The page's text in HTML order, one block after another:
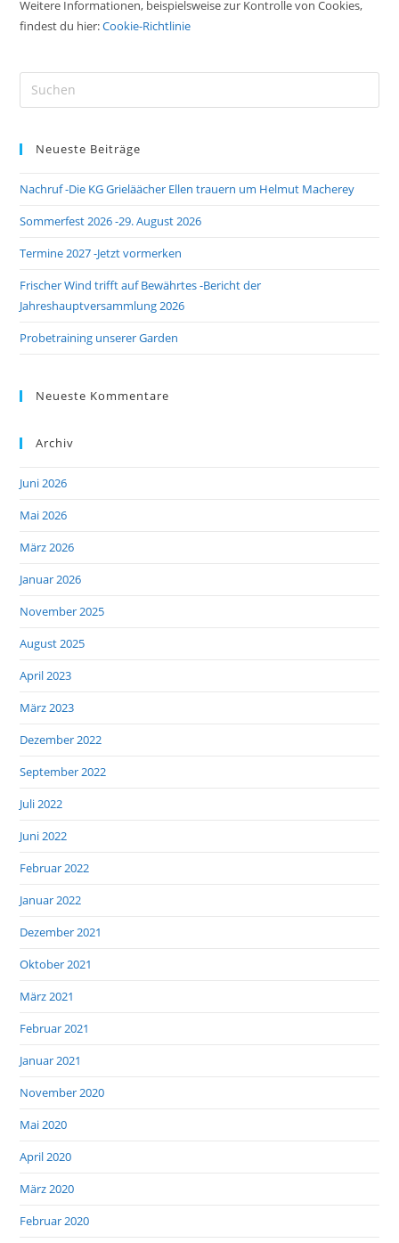
Weitere Informationen, beispielsweise zur Kontrolle von Cookies,
findest du hier:Cookie-Richtlinie
Neueste Beiträge
Nachruf -Die KG Grieläächer Ellen trauern um Helmut Macherey
Sommerfest 2026 -29. August 2026
Termine 2027 -Jetzt vormerken
Frischer Wind trifft auf Bewährtes -Bericht der
Jahreshauptversammlung 2026
Probetraining unserer Garden
Neueste Kommentare
Archiv
Juni 2026
Mai 2026
März 2026
Januar 2026
November 2025
August 2025
April 2023
März 2023
Dezember 2022
September 2022
Juli 2022
Juni 2022
Februar 2022
Januar 2022
Dezember 2021
Oktober 2021
März 2021
Februar 2021
Januar 2021
November 2020
Mai 2020
April 2020
März 2020
Februar 2020